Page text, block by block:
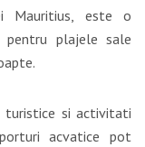
Mauritius, este o
pentru plajele sale
turistice si activitati
acvatice pot